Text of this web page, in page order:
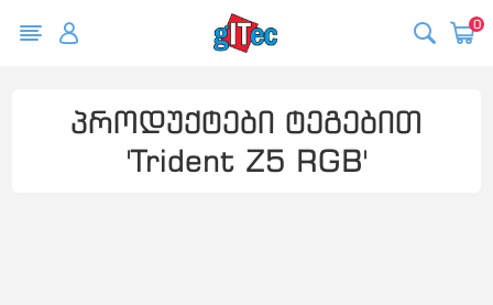
0
პროდუქტები ტეგებით
'Trident Z5 RGB'